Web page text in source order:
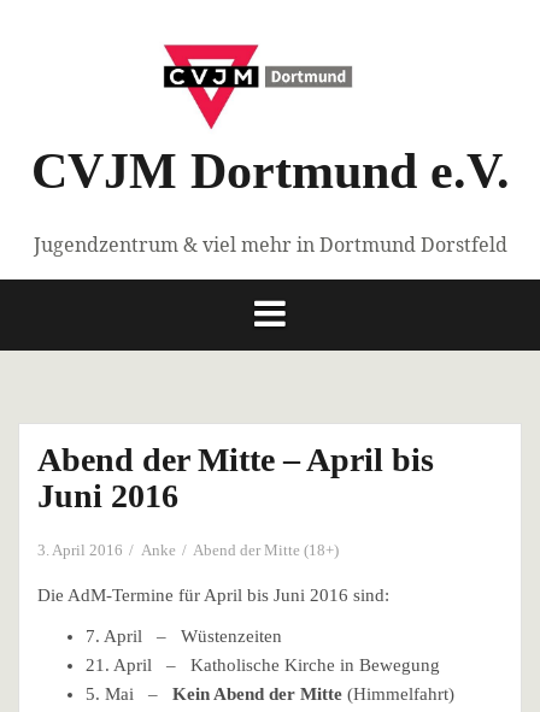
CVJM Dortmund e.V.
Jugendzentrum & viel mehr in Dortmund Dorstfeld
Abend der Mitte – April bis
Juni 2016
3. April 2016 Anke Abend der Mitte (18+)
Die AdM-Termine für April bis Juni 2016 sind:
7. April – Wüstenzeiten
21. April – Katholische Kirche in Bewegung
5. Mai – Kein Abend der Mitte (Himmelfahrt)